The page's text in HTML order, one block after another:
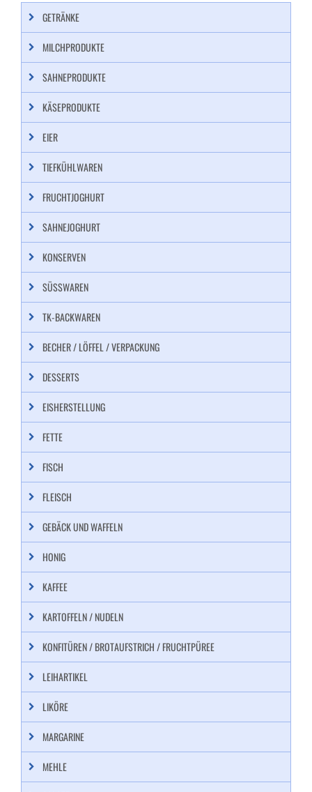
GETRÄNKE
MILCHPRODUKTE
SAHNEPRODUKTE
KÄSEPRODUKTE
EIER
TIEFKÜHLWAREN
FRUCHTJOGHURT
SAHNEJOGHURT
KONSERVEN
SÜSSWAREN
TK-BACKWAREN
BECHER / LÖFFEL / VERPACKUNG
DESSERTS
EISHERSTELLUNG
FETTE
FISCH
FLEISCH
GEBÄCK UND WAFFELN
HONIG
KAFFEE
KARTOFFELN / NUDELN
KONFITÜREN / BROTAUFSTRICH / FRUCHTPÜREE
LEIHARTIKEL
LIKÖRE
MARGARINE
MEHLE